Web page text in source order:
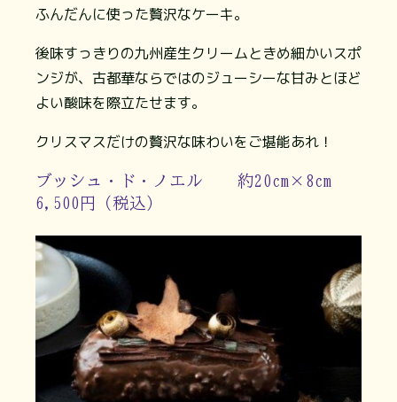
ふんだんに使った贅沢なケーキ。
後味すっきりの九州産生クリームときめ細かいスポ
ンジが、古都華ならではのジューシーな甘みとほど
よい酸味を際立たせます。
クリスマスだけの贅沢な味わいをご堪能あれ！
ブッシュ・ド・ノエル 約20cm×8cm
6,500円（税込）